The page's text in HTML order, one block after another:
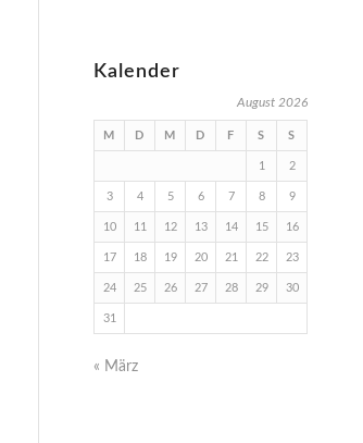
Kalender
August 2026
M D M D F S S
1 2
3 4 5 6 7 8 9
10 11 12 13 14 15 16
17 18 19 20 21 22 23
24 25 26 27 28 29 30
31
« März